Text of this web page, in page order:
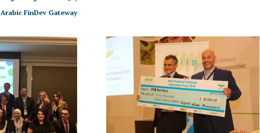
Arabic FinDev Gateway